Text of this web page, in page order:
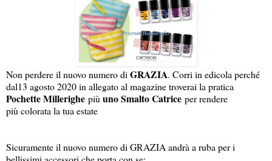
Non perdere il nuovo numero di GRAZIA. Corri in edicola perché
dal13 agosto 2020 in allegato al magazine troverai la pratica
Pochette Millerighe più uno Smalto Catrice per rendere
più colorata la tua estate
Sicuramente il nuovo numero di GRAZIA andrà a ruba per i